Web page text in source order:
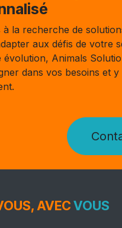
à la recherche de
aux défis de votre
évolution, Animals
dans vos besoins et
AVECVOUS